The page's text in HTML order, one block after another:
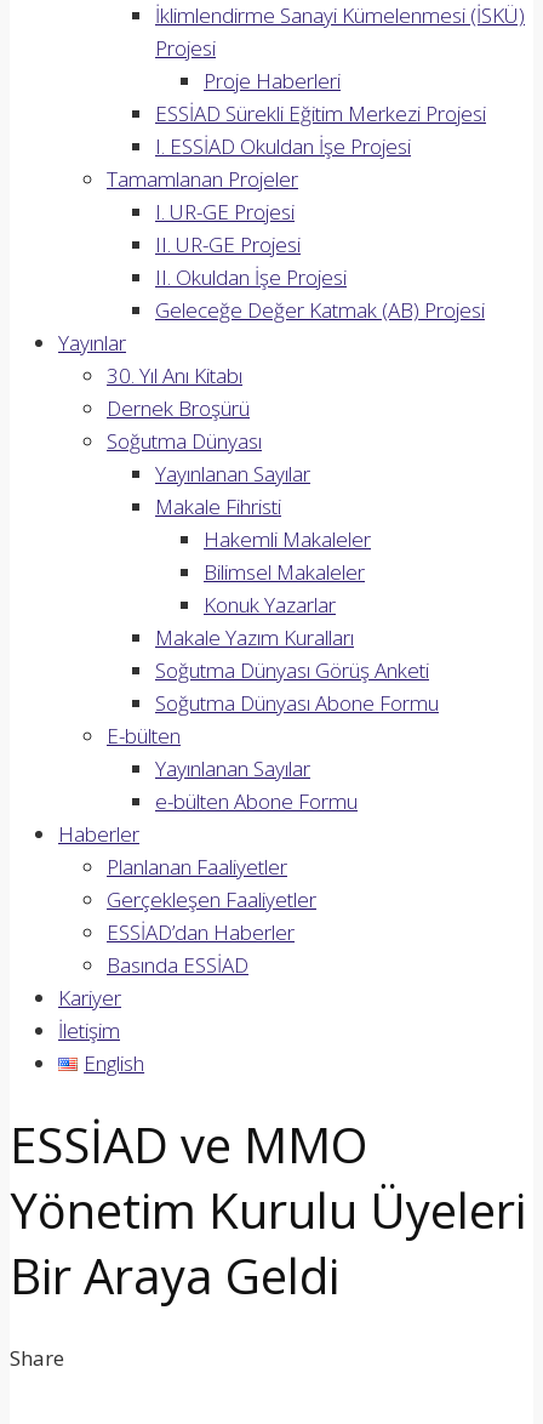
İklimlendirme Sanayi Kümelenmesi (İSKÜ)
Projesi
Proje Haberleri
ESSİAD Sürekli Eğitim Merkezi Projesi
I. ESSİAD Okuldan İşe Projesi
Tamamlanan Projeler
I. UR-GE Projesi
II. UR-GE Projesi
II. Okuldan İşe Projesi
Geleceğe Değer Katmak (AB) Projesi
Yayınlar
30. Yıl Anı Kitabı
Dernek Broşürü
Soğutma Dünyası
Yayınlanan Sayılar
Makale Fihristi
Hakemli Makaleler
Bilimsel Makaleler
Konuk Yazarlar
Makale Yazım Kuralları
Soğutma Dünyası Görüş Anketi
Soğutma Dünyası Abone Formu
E-bülten
Yayınlanan Sayılar
e-bülten Abone Formu
Haberler
Planlanan Faaliyetler
Gerçekleşen Faaliyetler
ESSİAD’dan Haberler
Basında ESSİAD
Kariyer
İletişim
English
ESSİAD ve MMO
Yönetim Kurulu Üyeleri
Bir Araya Geldi
Share